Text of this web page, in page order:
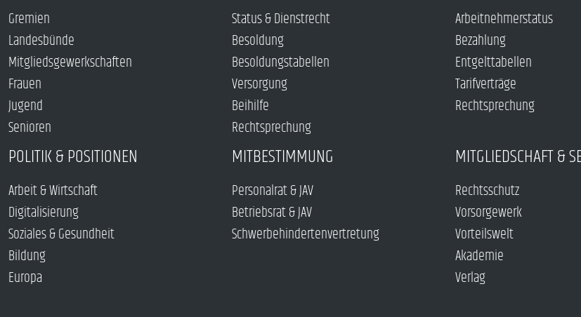
Gremien
Landesbünde
Mitgliedsgewerkschaften
Frauen
Jugend
Senioren
Status & Dienstrecht
Besoldung
Besoldungstabellen
Versorgung
Beihilfe
Rechtsprechung
Arbeitnehmerstatus
Bezahlung
Entgelttabellen
Tarifverträge
Rechtsprechung
POLITIK & POSITIONEN
Arbeit & Wirtschaft
Digitalisierung
Soziales & Gesundheit
Bildung
Europa
MITBESTIMMUNG
Personalrat & JAV
Betriebsrat & JAV
Schwerbehindertenvertretung
MITGLIEDSCHAFT &
Rechtsschutz
Vorsorgewerk
Vorteilswelt
Akademie
Verlag